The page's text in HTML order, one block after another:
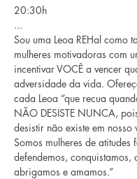
20:30h
...
Sou uma Leoa REHal como
mulheres motivadoras com
incentivar VOCÊ a vencer
adversidade da vida.
cada Leoa “que recua
NÃO DESISTE NUNCA,
desistir não existe em nosso
Somos mulheres de atitudes
defendemos, conquistamos,
abrigamos e amamos.”